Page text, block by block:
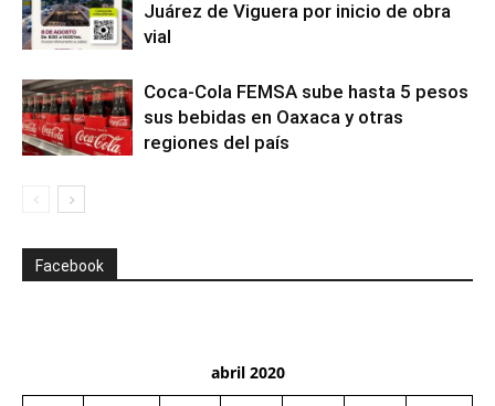
Juárez de Viguera por inicio de obra
vial
Coca-Cola FEMSA sube hasta 5 pesos
sus bebidas en Oaxaca y otras
regiones del país
Facebook
abril 2020